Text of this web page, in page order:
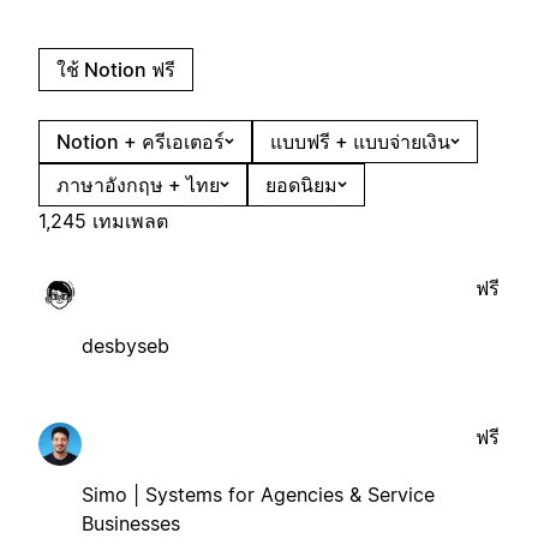
ใช้ Notion ฟรี
Notion + ครีเอเตอร์
แบบฟรี + แบบจ่ายเงิน
ภาษาอังกฤษ + ไทย
ยอดนิยม
1,245 เทมเพลต
desbyseb
ฟรี
Simo | Systems for Agencies & Service
Businesses
ฟรี